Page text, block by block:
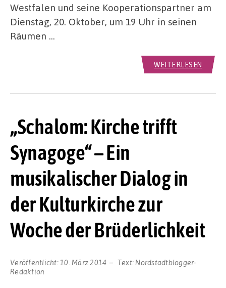
Westfalen und seine Kooperationspartner am
Dienstag, 20. Oktober, um 19 Uhr in seinen
Räumen …
WEITERLESEN
„Schalom: Kirche trifft
Synagoge“ – Ein
musikalischer Dialog in
der Kulturkirche zur
Woche der Brüderlichkeit
Veröffentlicht: 10. März 2014 Text: Nordstadtblogger-
Redaktion